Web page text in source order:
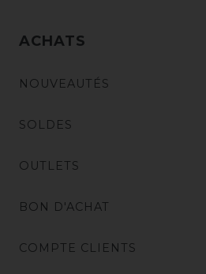
ACHATS
NOUVEAUTÉS
SOLDES
OUTLETS
BON D'ACHAT
COMPTE CLIENTS